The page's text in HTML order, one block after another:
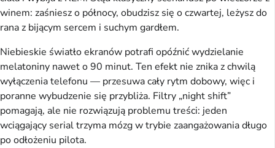
winem: zaśniesz o północy, obudzisz się o czwartej, leżysz do
rana z bijącym sercem i suchym gardłem.
Niebieskie światło ekranów potrafi opóźnić wydzielanie
melatoniny nawet o 90 minut. Ten efekt nie znika z chwilą
wyłączenia telefonu — przesuwa cały rytm dobowy, więc i
poranne wybudzenie się przybliża. Filtry „night shift”
pomagają, ale nie rozwiązują problemu treści: jeden
wciągający serial trzyma mózg w trybie zaangażowania długo
po odłożeniu pilota.